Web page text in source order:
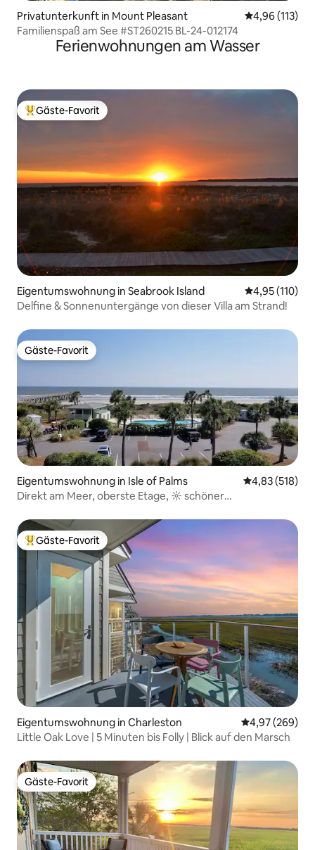
Privatunterkunft in Mount Pleasant
4,96 (113)
Familienspaß am See #ST260215 BL-24-012174
Ferienwohnungen am Wasser
Beliebter Gäste-Favorit.
Gäste-Favorit
Eigentumswohnung in Seabrook Island
4,95 (110)
Delfine & Sonnenuntergänge von dieser Villa am Strand!
Gäste-Favorit
Gäste-Favorit
Eigentumswohnung in Isle of Palms
4,83 (518)
Direkt am Meer, oberste Etage, ☼ schöner
Beliebter Gäste-Favorit.
Gäste-Favorit
Eigentumswohnung in Charleston
4,97 (269)
Little Oak Love | 5 Minuten bis Folly | Blick auf den Marsch
Gäste-Favorit
Gäste-Favorit